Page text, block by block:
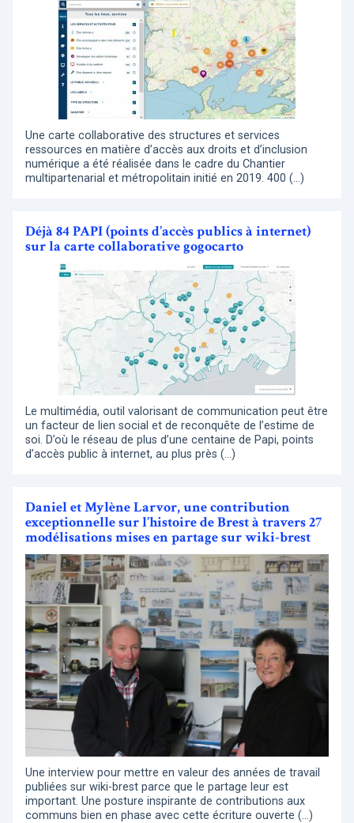
Une carte collaborative des structures et services
ressources en matière d’accès aux droits et d’inclusion
numérique a été réalisée dans le cadre du Chantier
multipartenarial et métropolitain initié en 2019. 400 (…)
Déjà 84 PAPI (points d’accès publics à internet)
sur la carte collaborative gogocarto
Le multimédia, outil valorisant de communication peut être
un facteur de lien social et de reconquête de l’estime de
soi. D’où le réseau de plus d’une centaine de Papi, points
d’accès public à internet, au plus près (…)
Daniel et Mylène Larvor, une contribution
exceptionnelle sur l’histoire de Brest à travers 27
modélisations mises en partage sur wiki-brest
Une interview pour mettre en valeur des années de travail
publiées sur wiki-brest parce que le partage leur est
important. Une posture inspirante de contributions aux
communs bien en phase avec cette écriture ouverte (…)